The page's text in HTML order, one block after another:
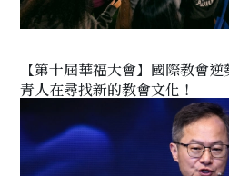
【第十屆華福大會】國際教會
青人在尋找新的教會文化！